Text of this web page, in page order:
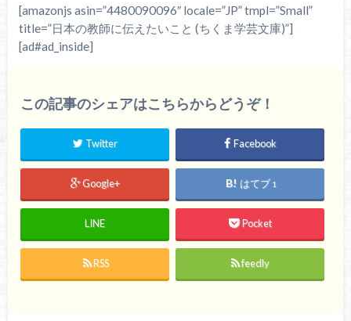
[amazonjs asin=”4480090096″ locale=”JP” tmpl=”Small”
title=”日本の教師に伝えたいこと (ちくま学芸文庫)”]
[ad#ad_inside]
この記事のシェアはこちらからどうぞ！
Twitter Facebook
Google+ はてブ 1
LINE Pocket
RSS feedly